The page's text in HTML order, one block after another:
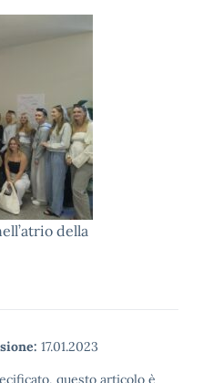
della
17.01.2023
questo articolo è